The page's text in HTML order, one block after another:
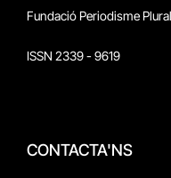
Fundació Periodisme Plural
ISSN 2339 - 9619
CONTACTA'NS